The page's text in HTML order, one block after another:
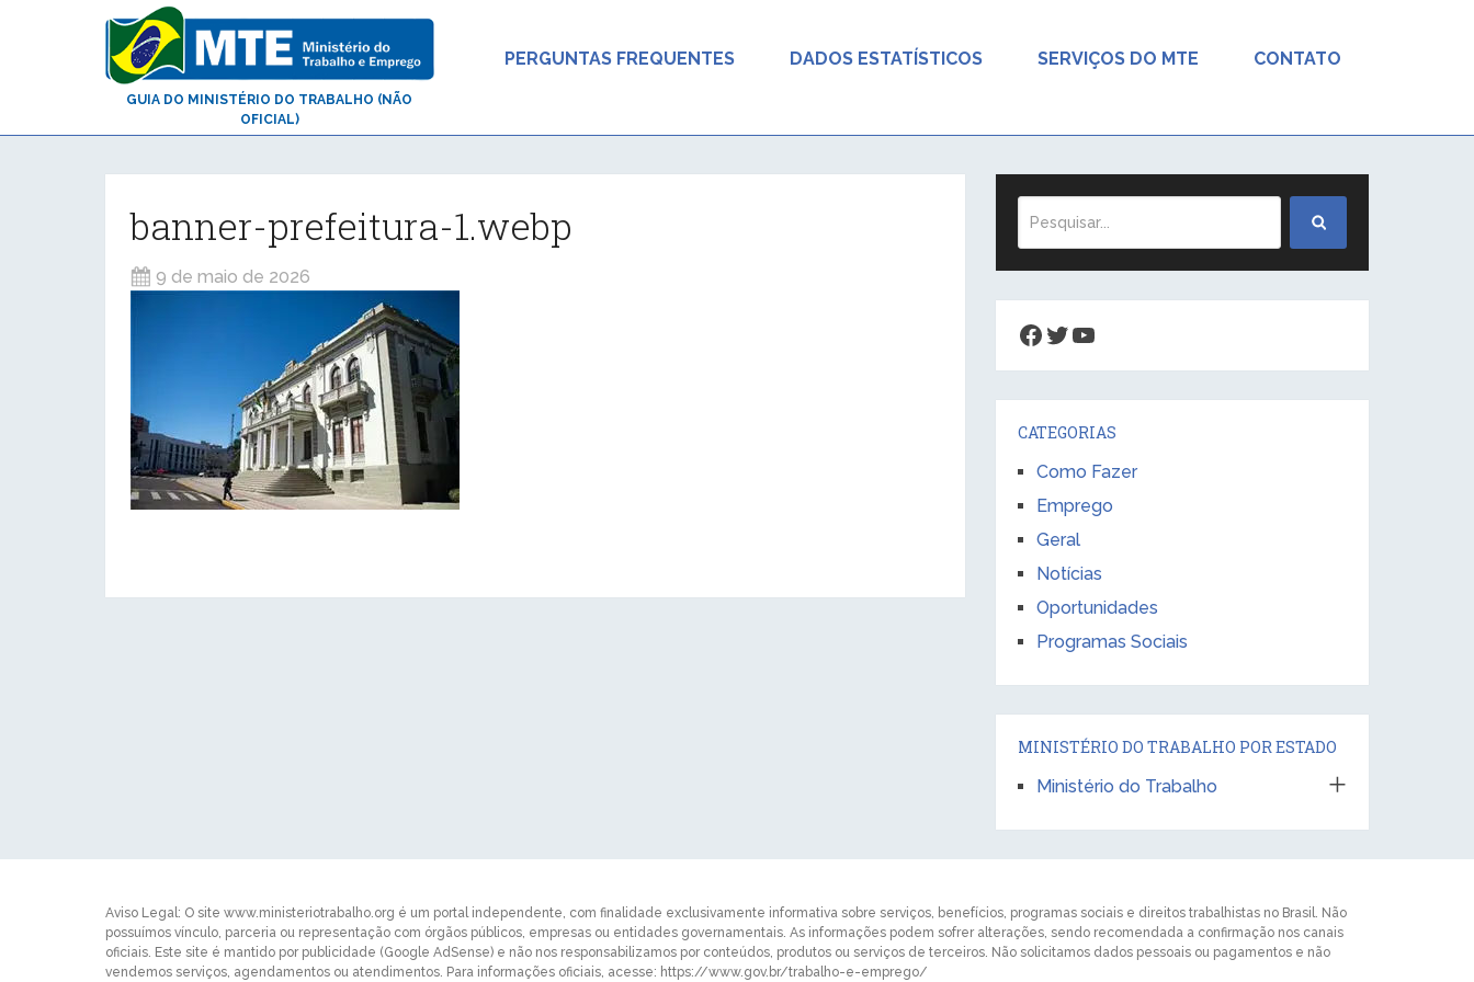
GUIA DO MINISTÉRIO DO TRABALHO (NÃO
OFICIAL)
PERGUNTAS FREQUENTES DADOS ESTATÍSTICOS SERVIÇOS DO MTE CONTATO
banner-prefeitura-1.webp
9 de maio de 2026
Facebook
Twitter
Youtube
CATEGORIAS
Como Fazer
Emprego
Geral
Notícias
Oportunidades
Programas Sociais
MINISTÉRIO DO TRABALHO POR ESTADO
Ministério do Trabalho
Aviso Legal: O site www.ministeriotrabalho.org é um portal independente, com finalidade exclusivamente informativa sobre serviços, benefícios, programas sociais e direitos trabalhistas no Brasil. Não
possuímos vínculo, parceria ou representação com órgãos públicos, empresas ou entidades governamentais. As informações podem sofrer alterações, sendo recomendada a confirmação nos canais
oficiais. Este site é mantido por publicidade (Google AdSense) e não nos responsabilizamos por conteúdos, produtos ou serviços de terceiros. Não solicitamos dados pessoais ou pagamentos e não
vendemos serviços, agendamentos ou atendimentos. Para informações oficiais, acesse: https://www.gov.br/trabalho-e-emprego/